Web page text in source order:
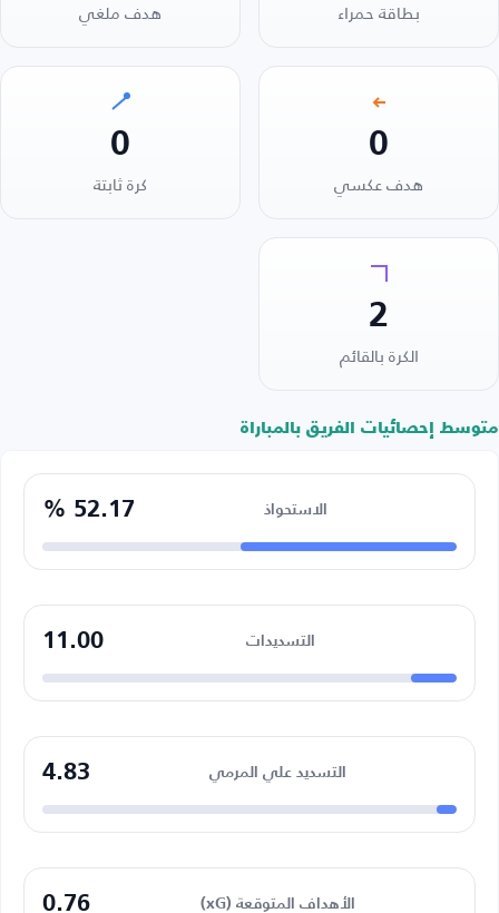
بطاقة حمراء هدف ملغي
0
هدف عكسي
0
كرة ثابتة
2
الكرة بالقائم
متوسط إحصائيات الفريق بالمباراة
الاستحواذ 52.17 %
التسديدات 11.00
التسديد علي المرمي 4.83
الأهداف المتوقعة (xG) 0.76